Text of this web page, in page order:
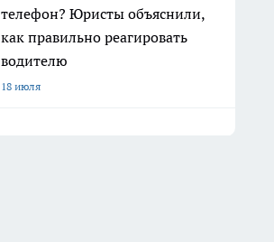
телефон? Юристы объяснили,
как правильно реагировать
водителю
18 июля